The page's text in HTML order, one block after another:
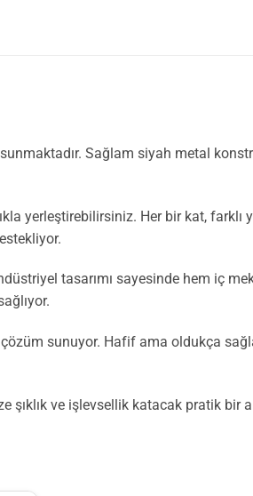
Sağlam siyah metal
yerleştirebilirsiniz. Her bir kat,
tasarımı sayesinde hem iç
sunuyor. Hafif ama oldukça
şıklık ve işlevsellik katacak pratik bir